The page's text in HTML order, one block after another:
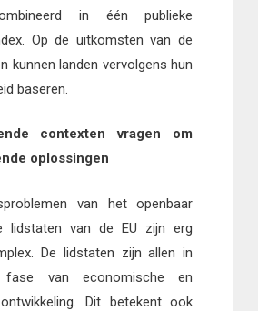
in één publieke
Op de uitkomsten van de
kunnen landen vervolgens hun
baseren.
contexten vragen om
oplossingen
van het openbaar
lidstaten van de EU zijn erg
De lidstaten zijn allen in
van economische en
Dit betekent ook